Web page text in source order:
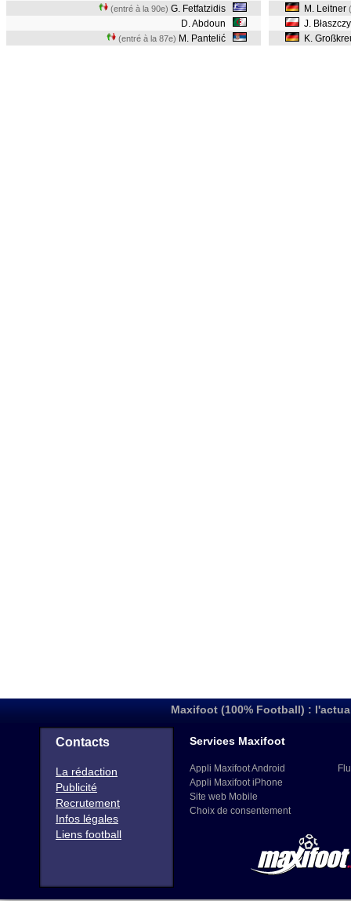
(entré à la 90e) G. Fetfatzidis
D. Abdoun
(entré à la 87e) M. Pantelić
M. Leitner
J.
K.
Maxifoot (100% Football) :
Contacts
La rédaction
Publicité
Recrutement
Infos légales
Liens football
Services Maxifoot
Appli Maxifoot Android
Appli Maxifoot iPhone
Site web Mobile
Choix de consentement